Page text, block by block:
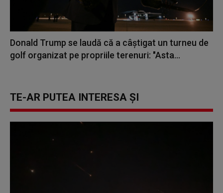
Donald Trump se laudă că a câștigat un turneu de
golf organizat pe propriile terenuri: "Asta...
TE-AR PUTEA INTERESA ȘI